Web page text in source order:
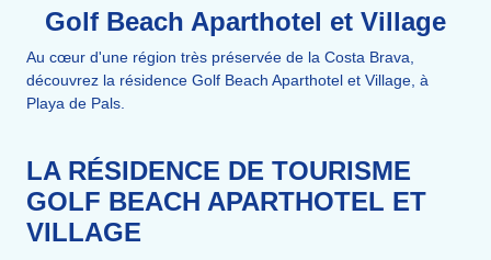
Golf Beach Aparthotel et Village
Au cœur d'une région très préservée de la Costa Brava,
découvrez la résidence Golf Beach Aparthotel et Village, à
Playa de Pals.
LA RÉSIDENCE DE TOURISME
GOLF BEACH APARTHOTEL ET
VILLAGE